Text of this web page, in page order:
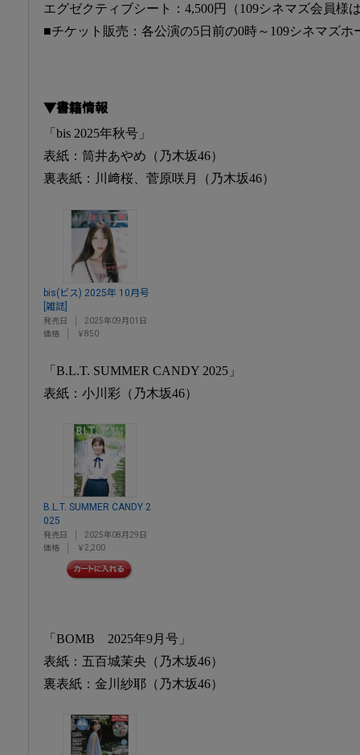
エグゼクティブシート：4,500円（109シネマズ会員様
■チケット販売：各公演の5日前の0時～109シネマズ
▼書籍情報
「bis 2025年秋号」
表紙：筒井あやめ（乃木坂46）
裏表紙：川﨑桜、菅原咲月（乃木坂46）
bis(ビス) 2025年 10月号
[雑誌]
発売日
2025年09月01日
価格
￥850
「B.L.T. SUMMER CANDY 2025」
表紙：小川彩（乃木坂46）
B.L.T. SUMMER CANDY 2
025
発売日
2025年08月29日
価格
￥2,200
「BOMB 2025年9月号」
表紙：五百城茉央（乃木坂46）
裏表紙：金川紗耶（乃木坂46）